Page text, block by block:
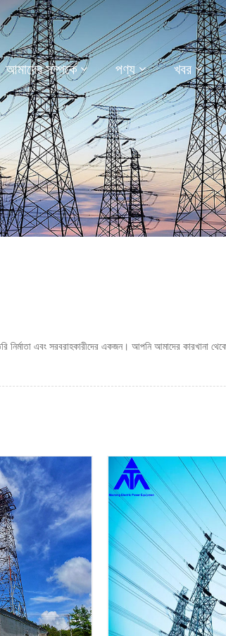
আমাদের সম্পর্কে পণ্য খবর
নির্মাতা এবং সরবরাহকারীদের একজন। আপনি আমাদের